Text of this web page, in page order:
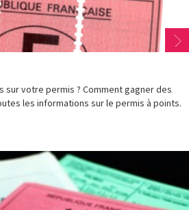
sur votre permis ? Comment gagner des
les informations sur le permis à points.